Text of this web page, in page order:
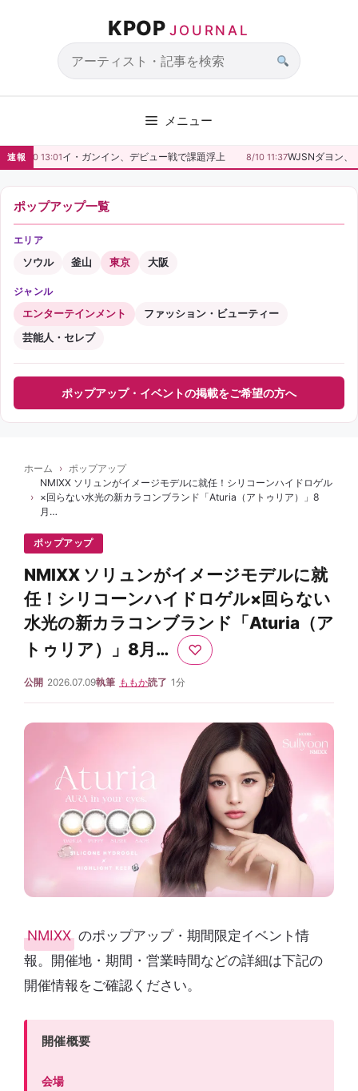
キ
ッ
プ
KPOP JOURNAL
サ
検
索
メニュー
速報8/10 13:01イ・ガンイン、デビュー戦で課題浮上 8/10 11:37WJSNダヨン、
ポップアップ一覧
エリア
ソウル 釜山 東京 大阪
ジャンル
エンターテインメント
ファッション・ビューティー
芸能人・セレブ
ポップアップ・イベントの掲載をご希望の方へ
ホーム
ポップアップ
NMIXX ソリュンがイメージモデルに就任！シリコーンハイドロゲル
×回らない水光の新カラコンブランド「Aturia（アトゥリア）」8
月…
ポップアップ
NMIXX ソリュンがイメージモデルに就
任！シリコーンハイドロゲル×回らない
水光の新カラコンブランド「Aturia（ア
トゥリア）」8月…
♡
公開 2026.07.09執筆 ももか読了 1分
NMIXX のポップアップ・期間限定イベント情
報。開催地・期間・営業時間などの詳細は下記の
開催情報をご確認ください。
開催概要
会場